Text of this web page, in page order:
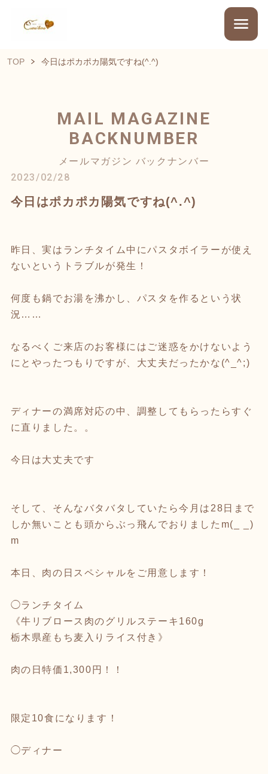
TOP 今日はポカポカ陽気ですね(^.^)
MAIL MAGAZINE
BACKNUMBER
メールマガジン バックナンバー
2023/02/28
今日はポカポカ陽気ですね(^.^)
昨日、実はランチタイム中にパスタボイラーが使え
ないというトラブルが発生！
何度も鍋でお湯を沸かし、パスタを作るという状
況……
なるべくご来店のお客様にはご迷惑をかけないよう
にとやったつもりですが、大丈夫だったかな(^_^;)
ディナーの満席対応の中、調整してもらったらすぐ
に直りました。。
今日は大丈夫です
そして、そんなバタバタしていたら今月は28日まで
しか無いことも頭からぶっ飛んでおりましたm(_ _)
m
本日、肉の日スペシャルをご用意します！
◯ランチタイム
《牛リブロース肉のグリルステーキ160g
栃木県産もち麦入りライス付き》
肉の日特価1,300円！！
限定10食になります！
◯ディナー